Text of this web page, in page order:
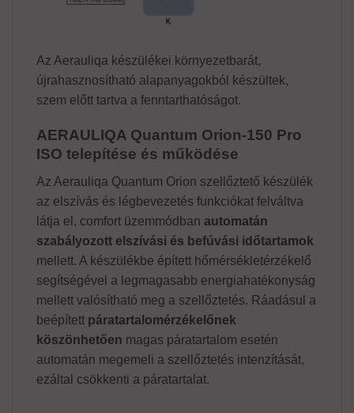
Az Aerauliqa készülékei környezetbarát,
újrahasznosítható alapanyagokból készültek,
szem előtt tartva a fenntarthatóságot.
AERAULIQA Quantum Orion-150 Pro
ISO telepítése és működése
Az Aerauliqa Quantum Orion szellőztető készülék
az elszívás és légbevezetés funkciókat felváltva
látja el, comfort üzemmódban automatán
szabályozott elszívási és befúvási időtartamok
mellett. A készülékbe épített hőmérsékletérzékelő
segítségével a legmagasabb energiahatékonyság
mellett valósítható meg a szellőztetés. Ráadásul a
beépített páratartalomérzékelőnek
köszönhetően magas páratartalom esetén
automatán megemeli a szellőztetés intenzítását,
ezáltal csökkenti a páratartalat.